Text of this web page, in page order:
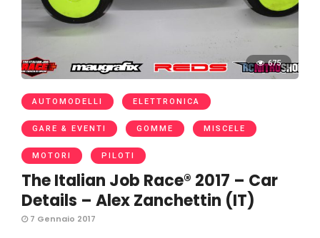
675
AUTOMODELLI ELETTRONICA
GARE & EVENTI GOMME MISCELE
MOTORI PILOTI
The Italian Job Race® 2017 – Car
Details – Alex Zanchettin (IT)
7 Gennaio 2017